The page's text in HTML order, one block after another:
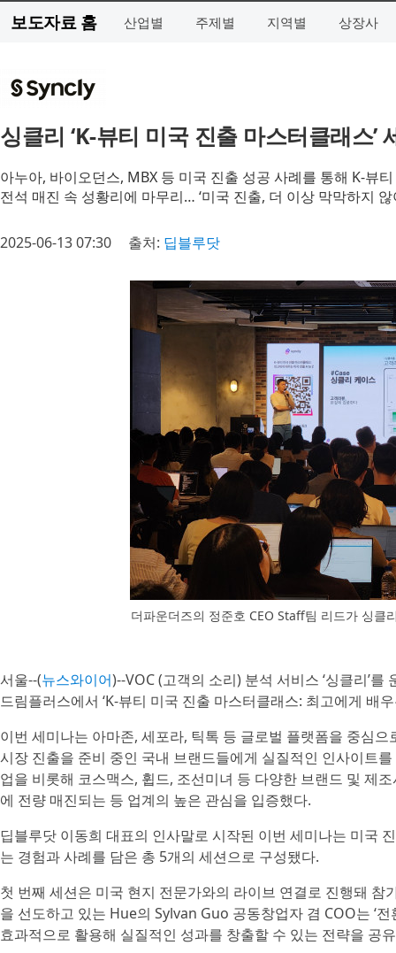
보도자료 홈 산업별 주제별 지역별 상장사
싱클리 ‘K-뷰티 미국 진출 마스터클래스’
아누아, 바이오던스, MBX 등 미국 진출 성공 사례를 통해 K-뷰
전석 매진 속 성황리에 마무리… ‘미국 진출, 더 이상 막막하지 않
2025-06-13 07:30 출처: 딥블루닷
더파운더즈의 정준호 CEO Staff팀 리드가 싱클
서울--(뉴스와이어)--VOC (고객의 소리) 분석 서비스 ‘싱클리’
드림플러스에서 ‘K-뷰티 미국 진출 마스터클래스: 최고에게 배
이번 세미나는 아마존, 세포라, 틱톡 등 글로벌 플랫폼을 중심
시장 진출을 준비 중인 국내 브랜드들에게 실질적인 인사이트
업을 비롯해 코스맥스, 휩드, 조선미녀 등 다양한 브랜드 및 제
에 전량 매진되는 등 업계의 높은 관심을 입증했다.
딥블루닷 이동희 대표의 인사말로 시작된 이번 세미나는 미국
는 경험과 사례를 담은 총 5개의 세션으로 구성됐다.
첫 번째 세션은 미국 현지 전문가와의 라이브 연결로 진행돼
을 선도하고 있는 Hue의 Sylvan Guo 공동창업자 겸 COO는 ‘
효과적으로 활용해 실질적인 성과를 창출할 수 있는 전략을 공